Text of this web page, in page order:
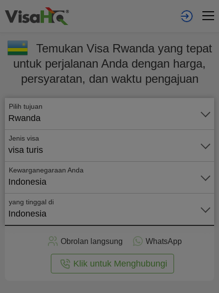
Temukan Visa Rwanda yang tepat
untuk perjalanan Anda dengan harga,
persyaratan, dan waktu pengajuan
Pilih tujuan
Rwanda
Jenis visa
visa turis
Kewarganegaraan Anda
Indonesia
yang tinggal di
Indonesia
Obrolan langsung WhatsApp
Klik untuk Menghubungi